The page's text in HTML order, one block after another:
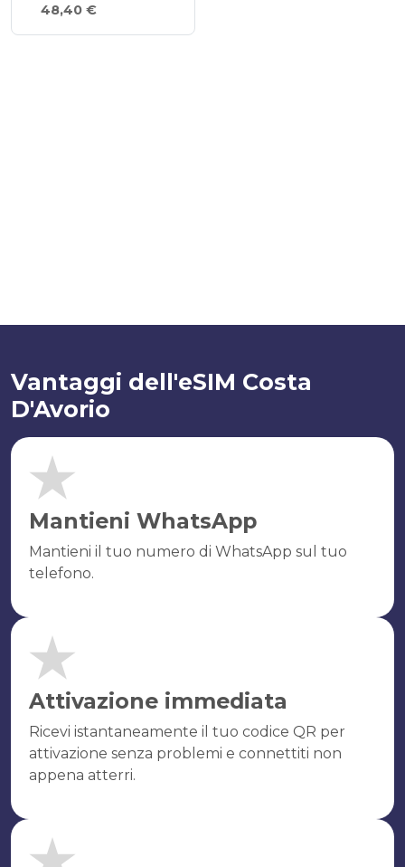
48,40 €
Vantaggi dell'eSIM Costa
D'Avorio
Mantieni WhatsApp
Mantieni il tuo numero di WhatsApp sul tuo
telefono.
Attivazione immediata
Ricevi istantaneamente il tuo codice QR per
attivazione senza problemi e connettiti non
appena atterri.